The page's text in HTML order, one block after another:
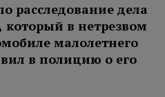
расследование дела
в нетрезвом
малолетнего
в полицию о его